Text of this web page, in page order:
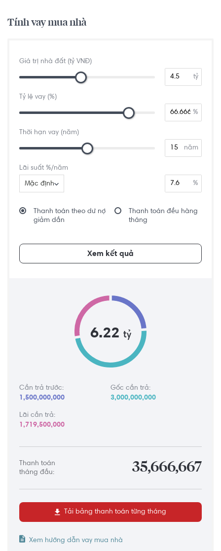
Tính vay mua nhà
Giá trị nhà đất (tỷ VNĐ)
tỷ
Tỷ lệ vay (%)
%
Thời hạn vay (năm)
năm
Lãi suất %/năm
Mặc định %
Thanh toán theo dư nợ
giảm dần
Thanh toán đều hàng
tháng
Xem kết quả
6.22 tỷ
Cần trả trước:
1,500,000,000
Gốc cần trả:
3,000,000,000
Lãi cần trả:
1,719,500,000
Thanh toán
tháng đầu:
35,666,667
Tải bảng thanh toán từng tháng
Xem hướng dẫn vay mua nhà